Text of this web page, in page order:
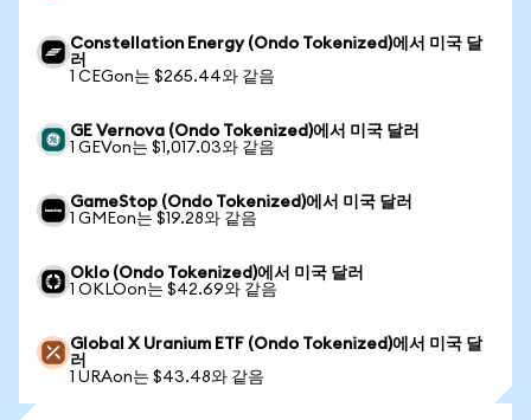
Constellation Energy (Ondo Tokenized)에서 미국 달
러
1 CEGon는 $265.44와 같음
GE Vernova (Ondo Tokenized)에서 미국 달러
1 GEVon는 $1,017.03와 같음
GameStop (Ondo Tokenized)에서 미국 달러
1 GMEon는 $19.28와 같음
Oklo (Ondo Tokenized)에서 미국 달러
1 OKLOon는 $42.69와 같음
Global X Uranium ETF (Ondo Tokenized)에서 미국 달
러
1 URAon는 $43.48와 같음